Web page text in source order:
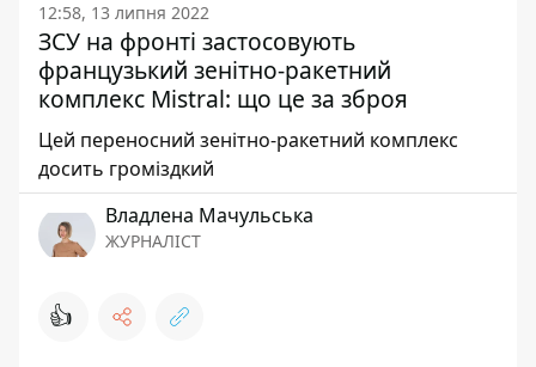
12:58, 13 липня 2022
ЗСУ на фронті застосовують
французький зенітно-ракетний
комплекс Mistral: що це за зброя
Цей переносний зенітно-ракетний комплекс
досить громіздкий
Владлена Мачульська
ЖУРНАЛІСТ
👍